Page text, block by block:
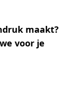
maakt?
voor je